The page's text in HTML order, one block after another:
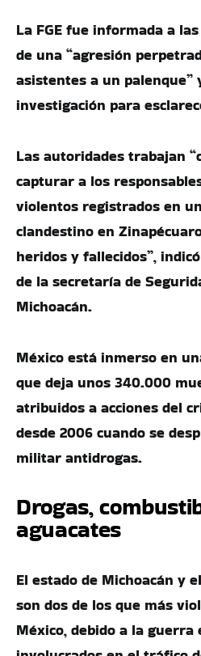
La FGE fue informada a
de una “agresión
asistentes a un palenque”
investigación para
Las autoridades trabajan
capturar a los
violentos registrados en
clandestino en
heridos y fallecidos”,
de la secretaría de
Michoacán.
México está inmerso en
que deja unos 340.000
atribuidos a acciones del
desde 2006 cuando se
militar antidrogas.
Drogas,
aguacates
El estado de Michoacán y
son dos de los que más
México, debido a la